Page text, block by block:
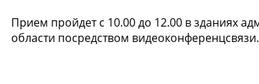
Прием пройдет с 10.00 до 12.00 в зданиях
области посредством видеоконференцсвязи.